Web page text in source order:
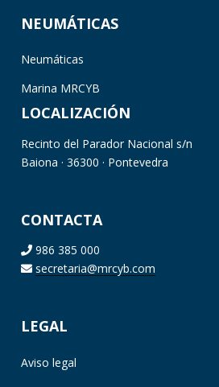
NEUMÁTICAS
Neumáticas
Marina MRCYB
LOCALIZACIÓN
Recinto del Parador Nacional s/n
Baiona · 36300 · Pontevedra
CONTACTA
986 385 000
secretaria@mrcyb.com
LEGAL
Aviso legal